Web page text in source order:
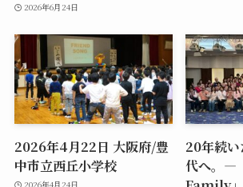
2026年6月24日
2026年4月22日 大阪府/豊
中市立西丘小学校
2026年4月24日
20年続
代へ。―